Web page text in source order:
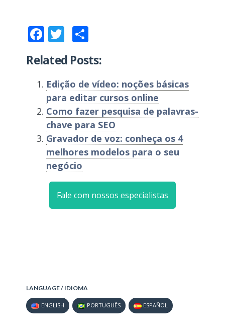
Facebook
Twitter
Related Posts:
Edição de vídeo: noções básicas
para editar cursos online
Como fazer pesquisa de palavras-
chave para SEO
Gravador de voz: conheça os 4
melhores modelos para o seu
negócio
Fale com nossos especialistas
LANGUAGE / IDIOMA
ENGLISH PORTUGUÊS ESPAÑOL